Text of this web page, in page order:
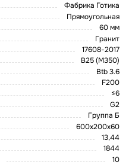
Фабрика Готика
Прямоугольная
60 мм
Гранит
17608-2017
В25 (М350)
Btb 3.6
F200
≤6
G2
Группа Б
600х200х60
13,44
1844
10